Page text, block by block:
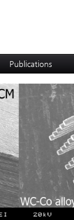
Publications
International
Domestic Journal
Domestic
Patents